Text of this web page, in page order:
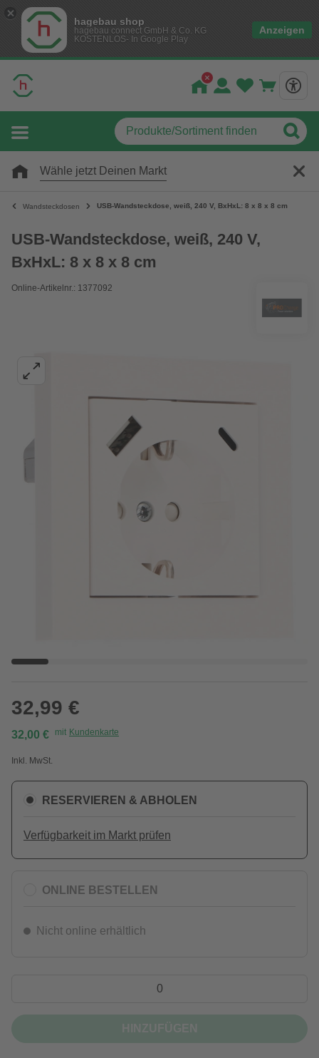
hagebau shop
hagebau connect GmbH & Co. KG
KOSTENLOS- In Google Play
Anzeigen
Wähle jetzt Deinen Markt
Wandsteckdosen USB-Wandsteckdose, weiß, 240 V, BxHxL: 8 x 8 x 8 cm
USB-Wandsteckdose, weiß, 240 V,
BxHxL: 8 x 8 x 8 cm
Online-Artikelnr.: 1377092
32,99 €
32,00 € mit Kundenkarte
Inkl. MwSt.
RESERVIEREN & ABHOLEN
Verfügbarkeit im Markt prüfen
ONLINE BESTELLEN
Nicht online erhältlich